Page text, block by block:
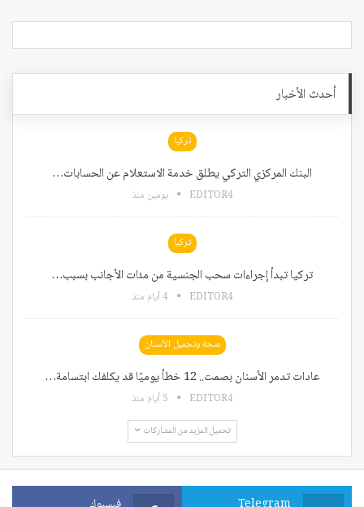
أحدث الأخبار
تركيا
البنك المركزي التركي يطلق خدمة الاستعلام عن الحسابات…
EDITOR4 يومين منذ
تركيا
تركيا تبدأ إجراءات سحب الجنسية من مئات الأجانب بسبب…
EDITOR4 4 أيام منذ
صحة وتجميل الأسنان
عادات تدمر الأسنان بصمت.. 12 خطأ يوميًا قد يكلفك ابتسامة…
EDITOR4 5 أيام منذ
تحميل المزيد من المشاركات